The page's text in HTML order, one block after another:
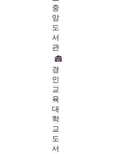
중
앙
도
서
관
경
인
교
육
대
학
교
도
서